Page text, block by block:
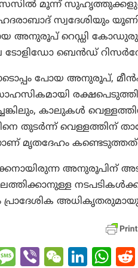
മൂന്ന് സുഹൃത്തുക്കളുടെ
സ്വദേശിയും
അനുരൂപ് റെഡ്ഡി കോഡുരു
ടോളിഡോ ബെൻഡ്
പോയ അനുരൂപ്,
കാലുകൾ
തുടർന്ന് വെള്ളത്തിന്
മൃതദേഹം
അനുരൂപിന്
M Vi W Li W